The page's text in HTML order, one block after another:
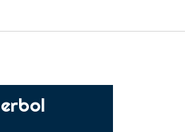
erbol